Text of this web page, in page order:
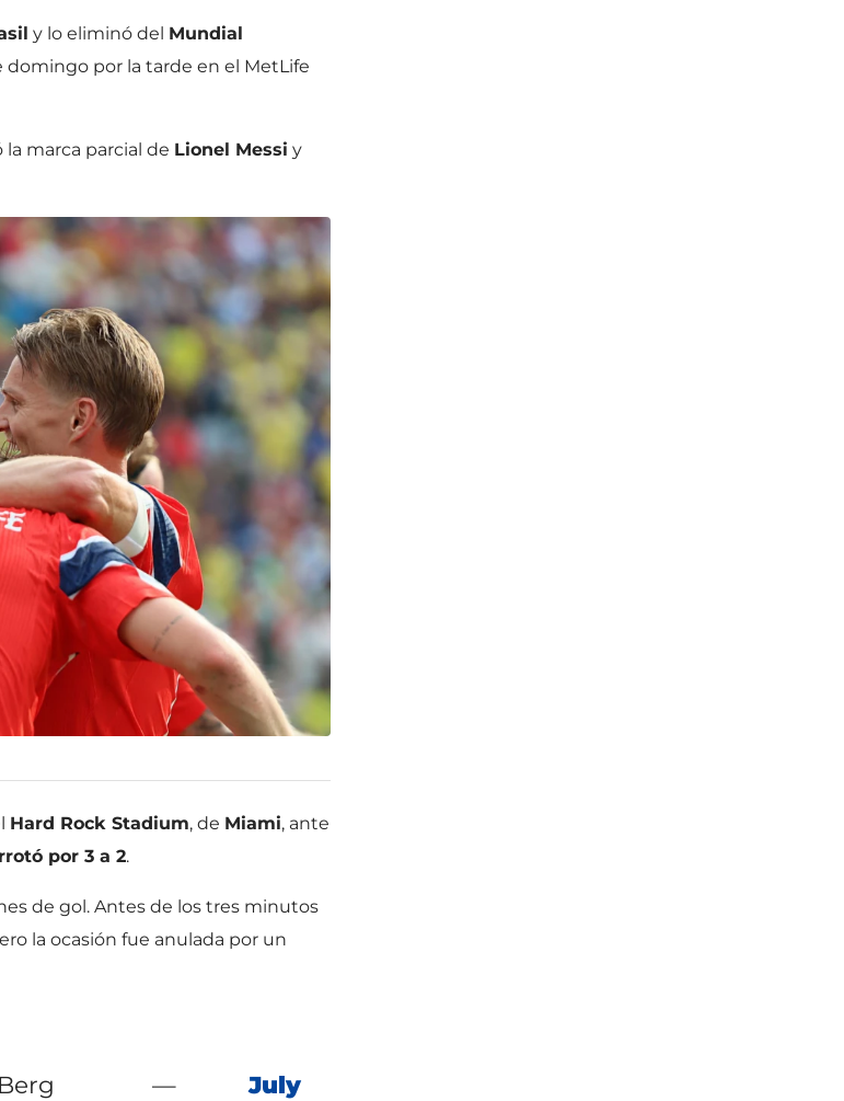
y lo eliminó del Mundial
domingo por la tarde en el MetLife
la marca parcial de Lionel Messi y
Hard Rock Stadium, de Miami, ante
por 3 a 2.
de gol. Antes de los tres minutos
la ocasión fue anulada por un
—
July